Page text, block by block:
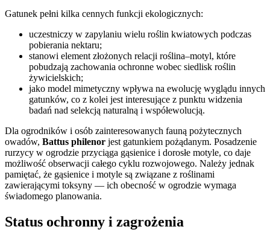
Gatunek pełni kilka cennych funkcji ekologicznych:
uczestniczy w zapylaniu wielu roślin kwiatowych podczas
pobierania nektaru;
stanowi element złożonych relacji roślina–motyl, które
pobudzają zachowania ochronne wobec siedlisk roślin
żywicielskich;
jako model mimetyczny wpływa na ewolucję wyglądu innych
gatunków, co z kolei jest interesujące z punktu widzenia
badań nad selekcją naturalną i współewolucją.
Dla ogrodników i osób zainteresowanych fauną pożytecznych
owadów, Battus philenor jest gatunkiem pożądanym. Posadzenie
rurzycy w ogrodzie przyciąga gąsienice i dorosłe motyle, co daje
możliwość obserwacji całego cyklu rozwojowego. Należy jednak
pamiętać, że gąsienice i motyle są związane z roślinami
zawierającymi toksyny — ich obecność w ogrodzie wymaga
świadomego planowania.
Status ochronny i zagrożenia